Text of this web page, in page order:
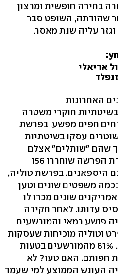
בחירה חופשית ומרצון
שהודתה, השופט סבר
עליה שנת מאסר.
אריאלי
האחרונות
חוקרי משטרה
חפים מפשע. בפרשת
עסקו בשיטתיות
שהם "שותלים" אצלם
סמים או נשק. לאחר חקירת הפרשה שוחררו 156
היספאנים. בפרשת טוליה,
משפטים שונים וטען
שונים מכרו לו
עדותו. לאחר חקירה
פושע רמאי והמורשעים
וטוליה מוכיחות שעסקות
הטיעון יוצרות מצב קשה. 81% מהמורשעים בטעות
חפותם. האם טעו? לא
העונש הממוצע למי שעמד